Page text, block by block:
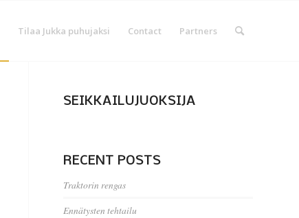
Tilaa Jukka puhujaksi Contact Partners
SEIKKAILUJUOKSIJA
RECENT POSTS
Traktorin rengas
Ennätysten tehtailu